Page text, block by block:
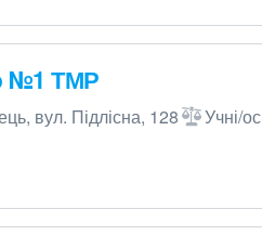
№1 ТМР
вул. Підлісна, 128 Учні/